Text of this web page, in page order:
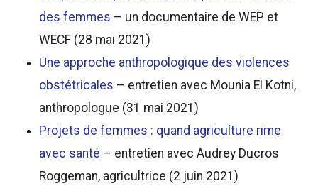
des femmes – un documentaire de WEP et
WECF (28 mai 2021)
Une approche anthropologique des violences
obstétricales – entretien avec Mounia El Kotni,
anthropologue (31 mai 2021)
Projets de femmes : quand agriculture rime
avec santé – entretien avec Audrey Ducros
Roggeman, agricultrice (2 juin 2021)